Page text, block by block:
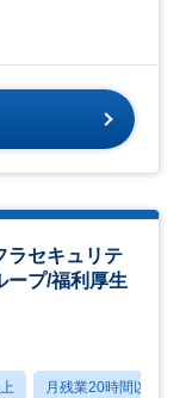
ラセキュリテ
ープ/福利厚生
月残業20時間以内